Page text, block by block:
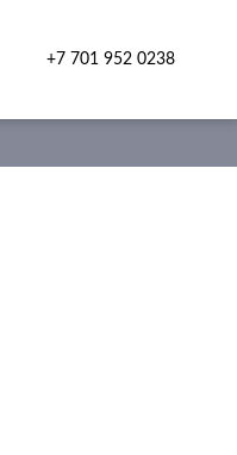
+7 701 952 0238